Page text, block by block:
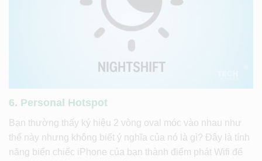
6. Personal Hotspot
Bạn thường thấy ký hiệu 2 vòng oval móc vào nhau như
thế này nhưng không biết ý nghĩa của nó là gì? Đây là tính
năng biến chiếc iPhone của bạn thành điểm phát Wifi để